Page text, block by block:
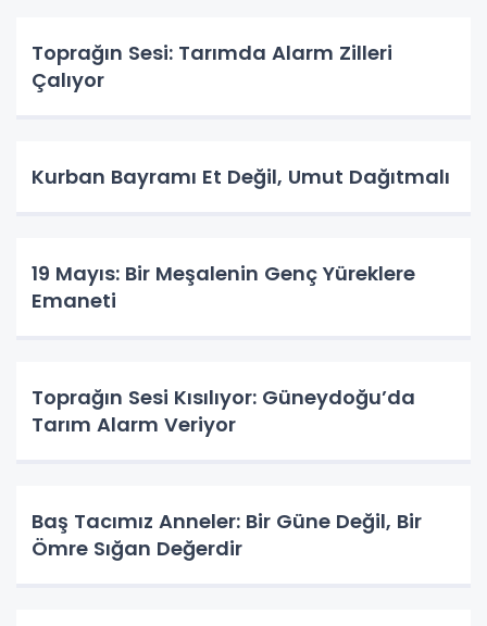
Toprağın Sesi: Tarımda Alarm Zilleri
Çalıyor
Kurban Bayramı Et Değil, Umut Dağıtmalı
19 Mayıs: Bir Meşalenin Genç Yüreklere
Emaneti
Toprağın Sesi Kısılıyor: Güneydoğu’da
Tarım Alarm Veriyor
Baş Tacımız Anneler: Bir Güne Değil, Bir
Ömre Sığan Değerdir